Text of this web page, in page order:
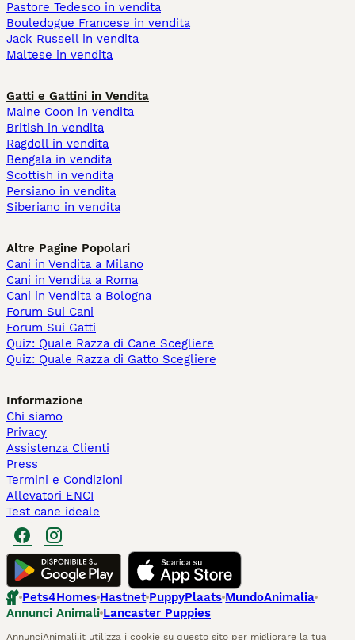
Pastore Tedesco in vendita
Bouledogue Francese in vendita
Jack Russell in vendita
Maltese in vendita
Gatti e Gattini in Vendita
Maine Coon in vendita
British in vendita
Ragdoll in vendita
Bengala in vendita
Scottish in vendita
Persiano in vendita
Siberiano in vendita
Altre Pagine Popolari
Cani in Vendita a Milano
Cani in Vendita a Roma
Cani in Vendita a Bologna
Forum Sui Cani
Forum Sui Gatti
Quiz: Quale Razza di Cane Scegliere
Quiz: Quale Razza di Gatto Scegliere
Informazione
Chi siamo
Privacy
Assistenza Clienti
Press
Termini e Condizioni
Allevatori ENCI
Test cane ideale
Pets4Homes Hastnet PuppyPlaats MundoAnimalia
Annunci Animali Lancaster Puppies
AnnunciAnimali.it utilizza i cookie su questo sito per migliorare la tua